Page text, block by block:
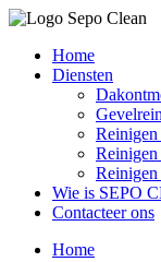
Home
Diensten
Reinigen
Reinigen
Wie is SEPO
Contacteer ons
Home